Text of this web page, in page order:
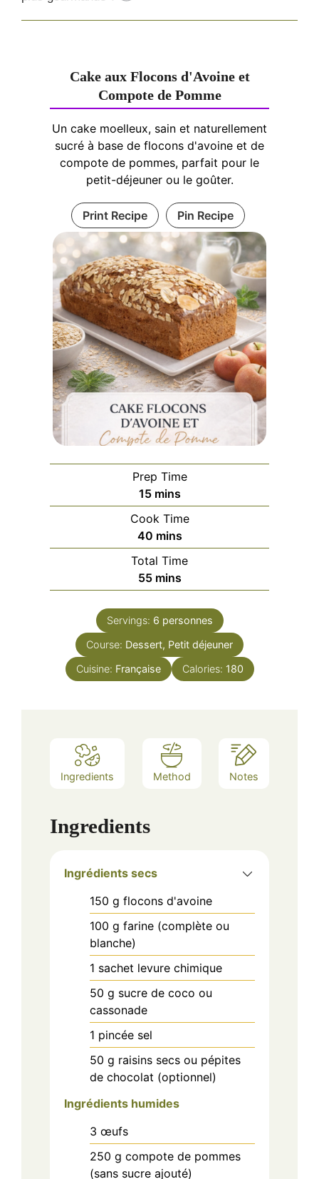
Cake aux Flocons d'Avoine et
Compote de Pomme
Un cake moelleux, sain et naturellement
sucré à base de flocons d'avoine et de
compote de pommes, parfait pour le
petit-déjeuner ou le goûter.
Print Recipe Pin Recipe
Prep Time
15minutes
mins
Cook Time
40minutes
mins
Total Time
55minutes
mins
Servings: 6 personnes
Course: Dessert, Petit déjeuner
Cuisine: Française Calories: 180
Ingredients Method Notes
Ingredients
Ingrédients secs
150 g flocons d'avoine
100 g farine (complète ou
blanche)
1 sachet levure chimique
50 g sucre de coco ou
cassonade
1 pincée sel
50 g raisins secs ou pépites
de chocolat (optionnel)
Ingrédients humides
3 œufs
250 g compote de pommes
(sans sucre ajouté)